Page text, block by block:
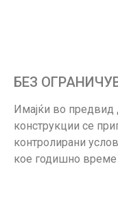
БЕЗ
Имајќи во предвид
конструкции се
контролирани
кое годишно време